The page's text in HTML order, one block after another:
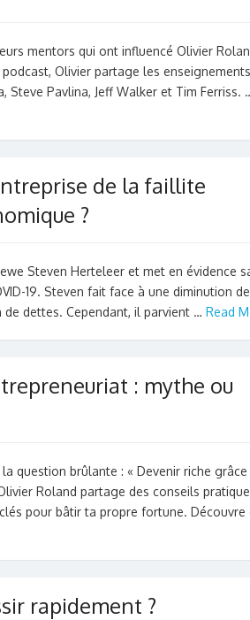
mentors qui ont influencé Olivier
Olivier partage les
Steve Pavlina, Jeff Walker et Tim Ferriss.
de la faillite
?
Steven Herteleer et met en évidence
19. Steven fait face à une diminution
dettes. Cependant, il parvient … Read
: mythe ou
question brûlante : « Devenir riche grâce
Roland partage des conseils
pour bâtir ta propre fortune. Découvre
rapidement ?